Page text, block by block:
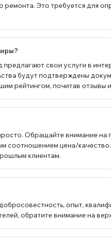
ремонта. Это требуется для
свои услуги в
будут подтверждены
рейтингом, почитав отзывы и
Обращайте внимание на
соотношением цена/
клиентам.
опыт,
обратите внимание на